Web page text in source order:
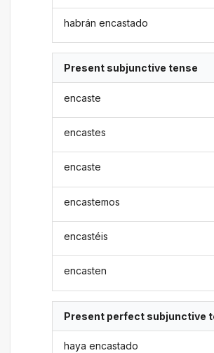
habrán encastado
Present subjunctive tense
encaste
encastes
encaste
encastemos
encastéis
encasten
Present perfect subjunctive
haya encastado